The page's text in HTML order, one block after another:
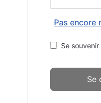
Pas encore
Se